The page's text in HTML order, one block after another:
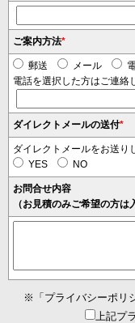
ご案内方法*
郵送 メール
電話を選択した方はご連絡
ダイレクトメールの送付*
ダイレクトメールをお送り
YES
NO
お問合せ内容
（お見積のみご希望の方は
※「プライバシーポリ
上記プ